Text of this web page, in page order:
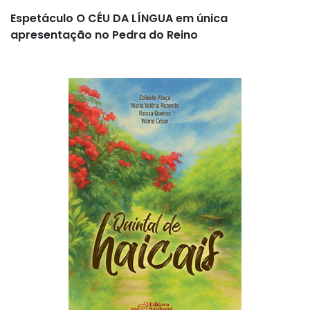
Espetáculo O CÉU DA LÍNGUA em única
apresentação no Pedra do Reino